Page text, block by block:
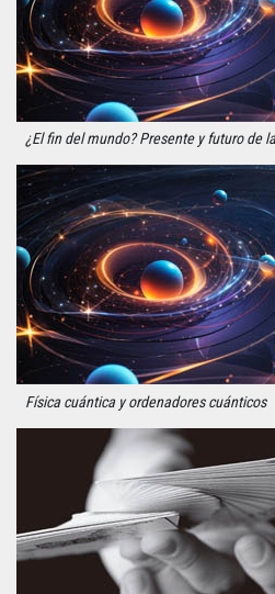
¿El fin del mundo? Presente y futuro de
Física cuántica y ordenadores cuánticos